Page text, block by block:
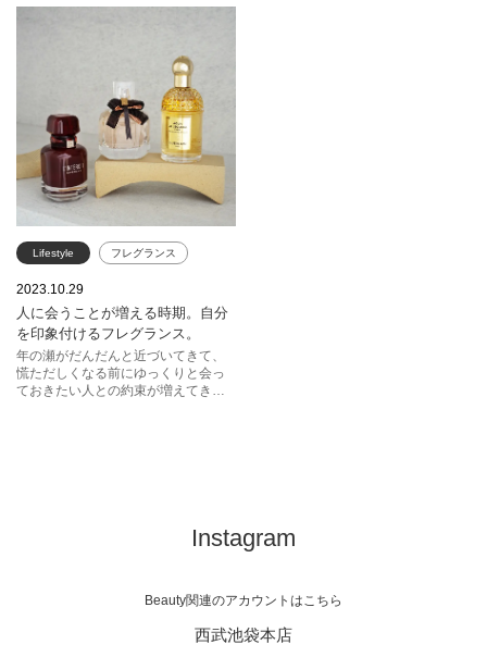
にも気軽に取り入れていただけるア
Lifestyle フレグランス
ウッディ
シトラス
トム フォード ビューティ
ジバンシイ イヴ・サンローラン
2023.10.29
人に会うことが増える時期。自分
を印象付けるフレグランス。
年の瀬がだんだんと近づいてきて、
慌ただしくなる前にゆっくりと会っ
ておきたい人との約束が増えてきた
Instagram
Beauty関連のアカウントはこちら
西武池袋本店